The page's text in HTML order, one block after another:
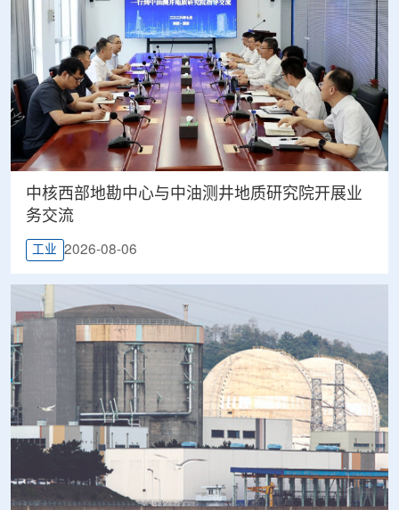
中核西部地勘中心与中油测井地质研究院开展业
务交流
工业 2026-08-06